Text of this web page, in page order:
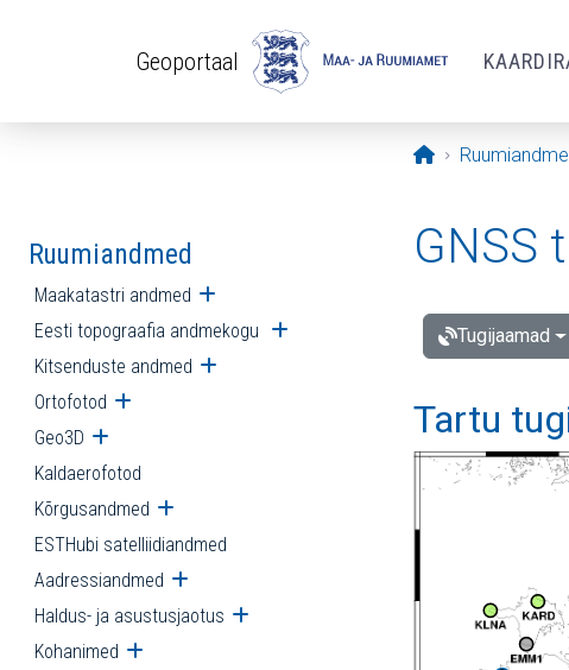
Geoportaal
Avaleht
Ruumiandmed
Maakatastri andmed Ava alammenüü
Eesti topograafia andmekogu Ava alammenüü
Kitsenduste andmed Ava alammenüü
Ortofotod Ava alammenüü
Geo3D Ava alammenüü
Kaldaerofotod
Kõrgusandmed Ava alammenüü
ESTHubi satelliidiandmed
Aadressiandmed Ava alammenüü
Haldus- ja asustusjaotus Ava alammenüü
Kohanimed Ava alammenüü
GNSS
Tugijaamad
Tartu